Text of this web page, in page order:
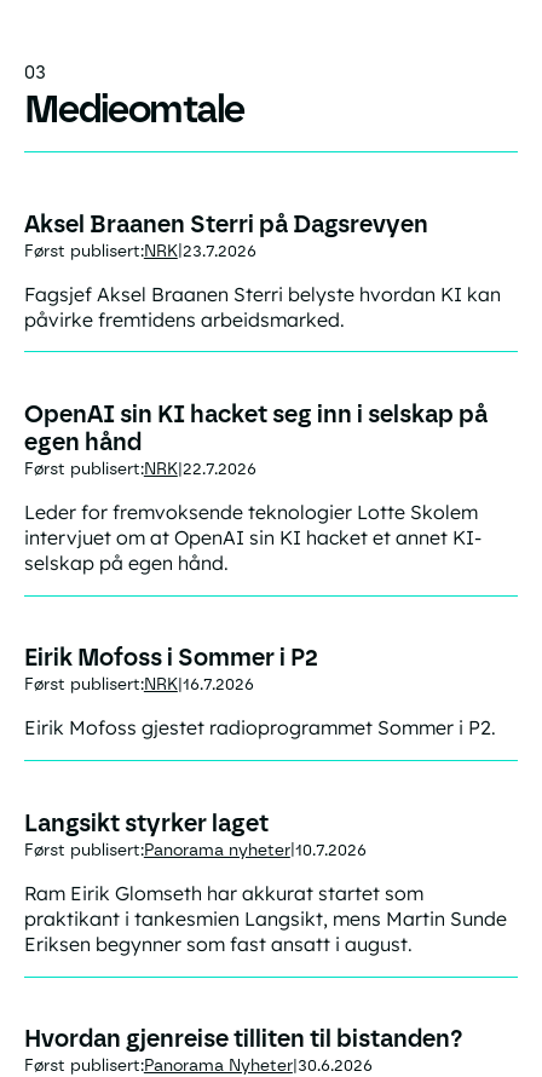
03
Medieomtale
Aksel Braanen Sterri på Dagsrevyen
Først publisert:NRK| 23.7.2026
Fagsjef Aksel Braanen Sterri belyste hvordan KI kan
påvirke fremtidens arbeidsmarked.
OpenAI sin KI hacket seg inn i selskap på
egen hånd
Først publisert:NRK|22.7.2026
Leder for fremvoksende teknologier Lotte Skolem
intervjuet om at OpenAI sin KI hacket et annet KI-
selskap på egen hånd.
Eirik Mofoss i Sommer i P2
Først publisert:NRK| 16.7.2026
Eirik Mofoss gjestet radioprogrammet Sommer i P2.
Langsikt styrker laget
Først publisert:Panorama nyheter| 10.7.2026
Ram Eirik Glomseth har akkurat startet som
praktikant i tankesmien Langsikt, mens Martin Sunde
Eriksen begynner som fast ansatt i august.
Hvordan gjenreise tilliten til bistanden?
Først publisert:Panorama Nyheter|30.6.2026